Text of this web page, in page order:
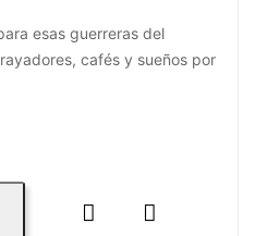
esas guerreras del
cafés y sueños por
 